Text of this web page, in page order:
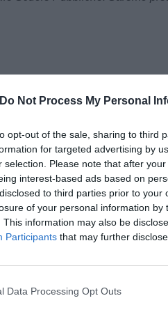
Do Not Process My Personal
opt-out of the sale, sharing to third
for targeted advertising by
selection. Please note that after
interest-based ads based on
to third parties prior to
of your personal information by
This information may also be
Participants that may further
Data Processing Opt Outs
POLITICA E OPINIONI
di confine, Insieme per
a polemiche politiche.
di Montopoli si trova in
(di cui fa parte) e ASL Toscana